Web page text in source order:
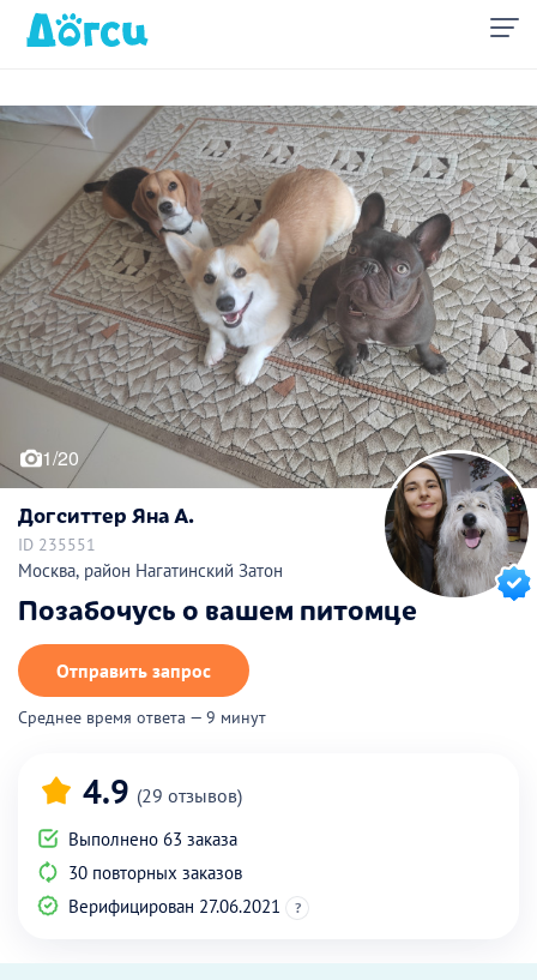
1/20
Догситтер Яна А.
ID 235551
Москва, район Нагатинский Затон
Позабочусь о вашем питомце
Отправить запрос
Среднее время ответа — 9 минут
4.9 (29 отзывов)
Выполнено 63 заказа
30 повторных заказов
Верифицирован 27.06.2021
?